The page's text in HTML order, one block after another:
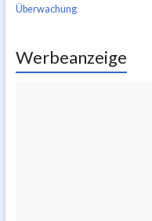
Überwachung
Werbeanzeige